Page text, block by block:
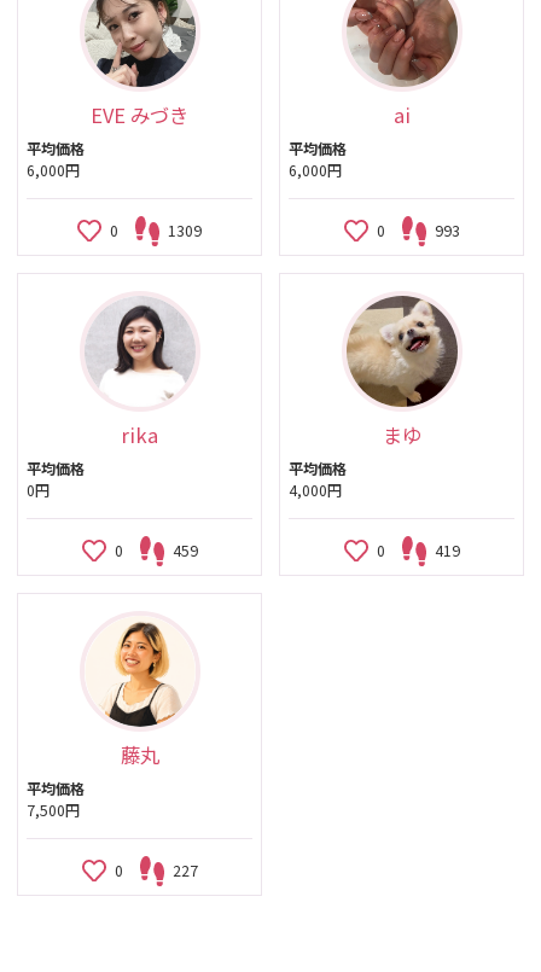
EVE みづき
平均価格
6,000円
0 1309
ai
平均価格
6,000円
0 993
rika
平均価格
0円
0 459
まゆ
平均価格
4,000円
0 419
藤丸
平均価格
7,500円
0 227